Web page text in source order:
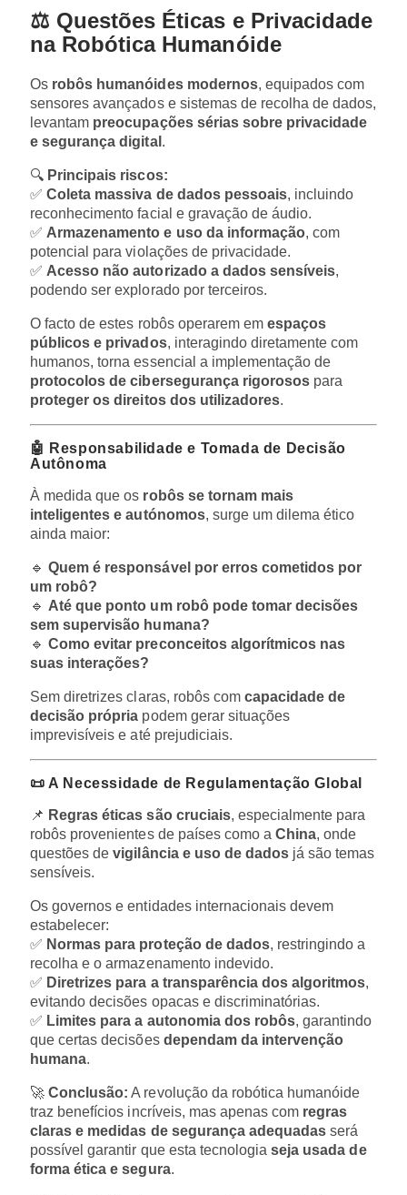
⚖️ Questões Éticas e Privacidade
na Robótica Humanóide
Os robôs humanóides modernos, equipados com
sensores avançados e sistemas de recolha de dados,
levantam preocupações sérias sobre privacidade
e segurança digital .
🔍 Principais riscos:
✅Coleta massiva de dados pessoais, incluindo
reconhecimento facial e gravação de áudio.
✅ Armazenamento e uso da informação, com
potencial para violações de privacidade.
✅ Acesso não autorizado a dados sensíveis,
podendo ser explorado por terceiros.
O facto de estes robôs operarem emespaços
públicos e privados, interagindo diretamente com
humanos, torna essencial a implementação de
protocolos de cibersegurança rigorosos para
proteger os direitos dos utilizadores.
🤖 Responsabilidade e Tomada de Decisão
Autônoma
À medida que os robôs se tornam mais
inteligentes e autónomos, surge um dilema ético
ainda maior:
🔹Quem é responsável por erros cometidos por
um robô?
🔹 Até que ponto um robô pode tomar decisões
sem supervisão humana?
🔹Como evitar preconceitos algorítmicos nas
suas interações?
Sem diretrizes claras, robôs com capacidade de
decisão própria podem gerar situações
imprevisíveis e até prejudiciais.
📜 A Necessidade de Regulamentação Global
📌 Regras éticas são cruciais, especialmente para
robôs provenientes de países como aChina, onde
questões devigilância e uso de dados já são temas
sensíveis.
Os governos e entidades internacionais devem
estabelecer:
✅ Normas para proteção de dados, restringindo a
recolha e o armazenamento indevido.
✅ Diretrizes para a transparência dos algoritmos,
evitando decisões opacas e discriminatórias.
✅ Limites para a autonomia dos robôs, garantindo
que certas decisões dependam da intervenção
humana.
🚀Conclusão: A revolução da robótica humanóide
traz benefícios incríveis, mas apenas com regras
claras e medidas de segurança adequadas será
possível garantir que esta tecnologiaseja usada de
forma ética e segura.